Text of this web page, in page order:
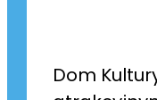
Dom